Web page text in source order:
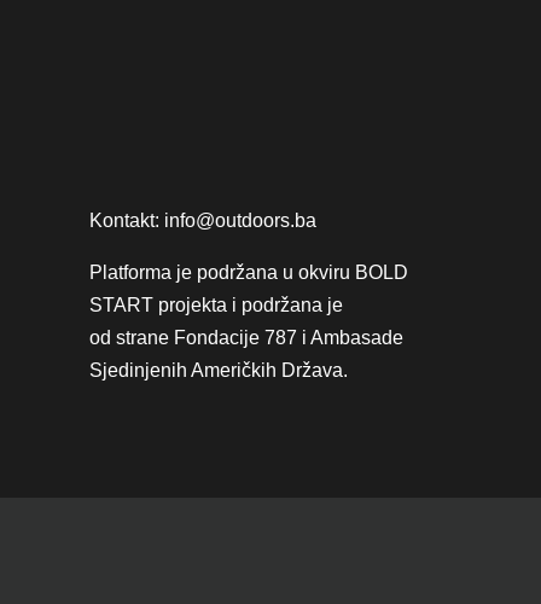
Kontakt: info@outdoors.ba
Platforma je podržana u okviru BOLD
START projekta i podržana je
od strane Fondacije 787 i Ambasade
Sjedinjenih Američkih Država.